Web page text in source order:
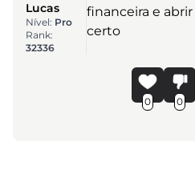
Lucas
Nível: Pro
Rank:
32336
financeira e
certo
0 0